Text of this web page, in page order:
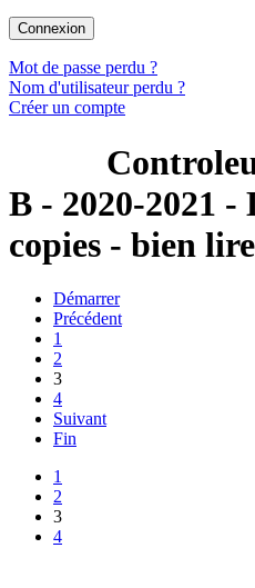
Connexion
Mot de passe perdu ?
Nom d'utilisateur perdu ?
Créer un compte
B - 2020-2021 -
copies - bien
Démarrer
Précédent
1
2
3
4
Suivant
Fin
1
2
3
4